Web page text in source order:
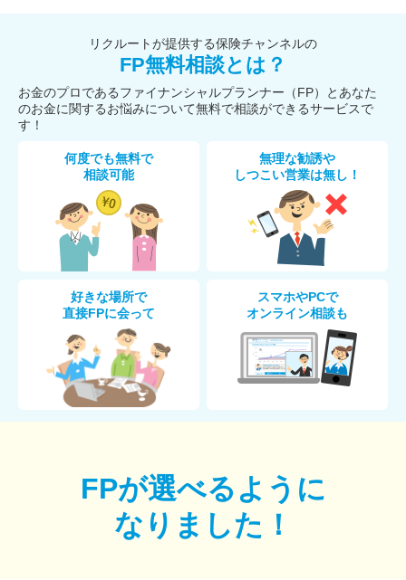
リクルートが提供する保険チャンネルの
FP無料相談とは？
お金のプロであるファイナンシャルプランナー（FP）とあなた
のお金に関するお悩みについて無料で相談ができるサービスで
す！
何度でも無料で
相談可能
無理な勧誘や
しつこい営業は無し！
好きな場所で
直接FPに会って
スマホやPCで
オンライン相談も
FPが選べるように
なりました！